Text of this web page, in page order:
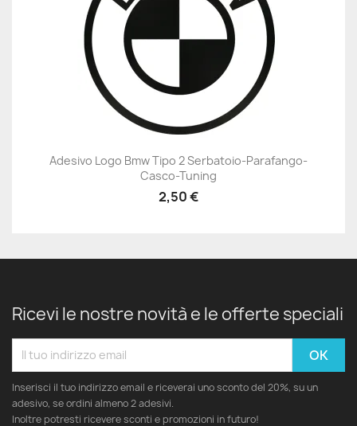
Adesivo Logo Bmw Tipo 2 Serbatoio-Parafango-
Casco-Tuning
2,50 €
Ricevi le nostre novità e le offerte speciali
Inserisci il tuo indirizzo email e riceverai uno sconto del 20%, su un
adesivo, se ordini almeno 2 adesivi.
Inoltre potresti ricevere sconti e promozioni in futuro!